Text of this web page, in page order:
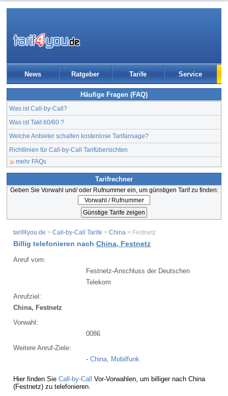
News Ratgeber Tarife Service
Häufige Fragen (FAQ)
Was ist Call-by-Call?
Was ist Takt 60/60 ?
Welche Anbieter schalten kostenlose Tarifansage?
Richtlinien für Call-by-Call Tarifübersichten
mehr FAQs
Tarifrechner
Geben Sie Vorwahl und/ oder Rufnummer ein, um günstigen Tarif zu finden:
tarif4you.de > Call-by-Call Tarife > China > Festnetz
Billig telefonieren nach China, Festnetz
Anruf vom:
Festnetz-Anschluss der Deutschen
Telekom
Anrufziel:
China, Festnetz
Vorwahl:
0086
Weitere Anruf-Ziele:
- China, Mobilfunk
Hier finden Sie Call-by-Call Vor-Vorwahlen, um billiger nach China
(Festnetz) zu telefonieren.